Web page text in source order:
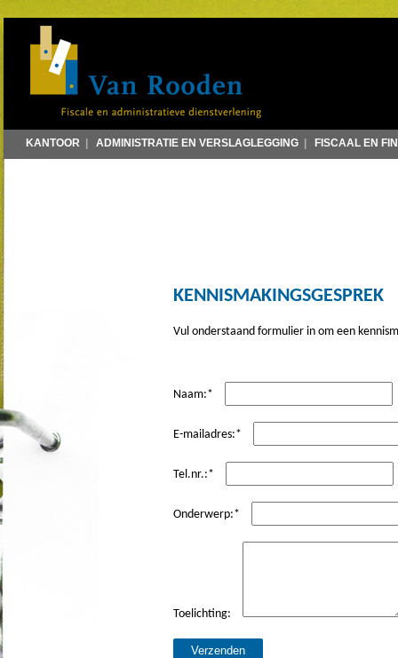
KANTOOR | ADMINISTRATIE EN VERSLAGLEGGING | FISCAAL EN
KENNISMAKINGSGESPREK
Vul onderstaand formulier in om een
Naam:*
E-mailadres:*
Tel.nr.:*
Onderwerp:*
Toelichting:
Verzenden